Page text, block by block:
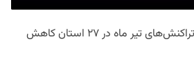
گزارش شاپرک: تعداد تراکنش‌های تیر ماه در ۲۷ استان‌ کاهش